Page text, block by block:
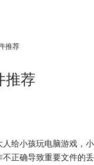
推荐
推荐
给小孩玩电脑游戏，小
正确导致重要文件的丢